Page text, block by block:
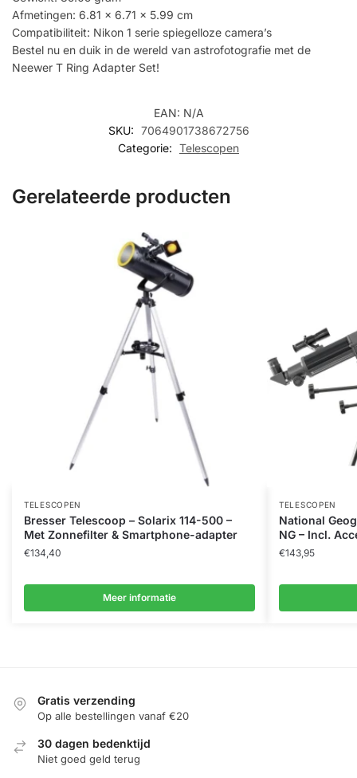
Afmetingen: 6.81 x 6.71 x 5.99 cm
Compatibiliteit: Nikon 1 serie spiegelloze camera’s
Bestel nu en duik in de wereld van astrofotografie met de
Neewer T Ring Adapter Set!
EAN: N/A
SKU: 7064901738672756
Categorie: Telescopen
Gerelateerde producten
TELESCOPEN
Bresser Telescoop – Solarix 114-500 –
Met Zonnefilter & Smartphone-adapter
€134,40
Meer informatie
TELESCOPEN
National
NG – Incl.
€143,95
Gratis verzending
Op alle bestellingen vanaf €20
30 dagen bedenktijd
Niet goed geld terug